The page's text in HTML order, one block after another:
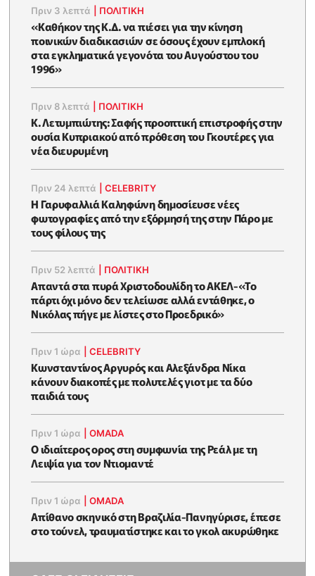
Πριν 3 λεπτά ΠΟΛΙΤΙΚΗ
«Καθήκον της Κ.Δ. να πιέσει για την κίνηση
ποινικών διαδικασιών σε όσους έχουν εμπλοκή
στα εγκληματικά γεγονότα του Αυγούστου του
1996»
Πριν 8 λεπτά ΠΟΛΙΤΙΚΗ
K. Λετυμπιώτης: Σαφής προοπτική επιστροφής στην
ουσία Κυπριακού από πρόθεση του Γκουτέρες για
νέα διευρυμένη
Πριν 24 λεπτά |CELEBRITY
Η Γαρυφαλλιά Καληφώνη δημοσίευσε νέες
φωτογραφίες από την εξόρμησή της στην Πάρο με
τους φίλους της
Πριν 52 λεπτά ΠΟΛΙΤΙΚΗ
Απαντά στα πυρά Χριστοδουλίδη το ΑΚΕΛ-«Το
πάρτι όχι μόνο δεν τελείωσε αλλά εντάθηκε, ο
Νικόλας πήγε με λίστες στο Προεδρικό»
Πριν 1 ώρα |CELEBRITY
Κωνσταντίνος Αργυρός και Αλεξάνδρα Νίκα
κάνουν διακοπές με πολυτελές γιοτ με τα δύο
παιδιά τους
Πριν 1 ώρα |OMADA
Ο ιδιαίτερος ορος στη συμφωνία της Ρεάλ με τη
Λειψία για τον Ντιομαντέ
Πριν 1 ώρα |OMADA
Απίθανο σκηνικό στη Βραζιλία-Πανηγύρισε, έπεσε
στο τούνελ, τραυματίστηκε και το γκολ ακυρώθηκε